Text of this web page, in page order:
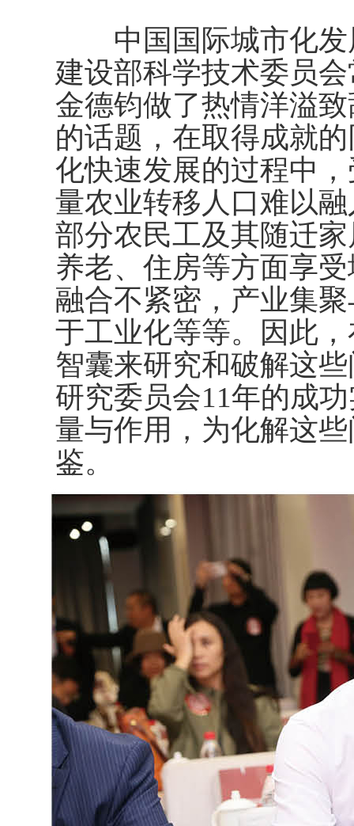
中国国际城市化
建设部科学技术委员
金德钧做了热情洋溢
的话题，在取得成就
化快速发展的过程中
量农业转移人口难以
部分农民工及其随迁
养老、住房等方面享
融合不紧密，产业集
于工业化等等。因此
智囊来研究和破解这
研究委员会11年的成
量与作用，为化解这
鉴。